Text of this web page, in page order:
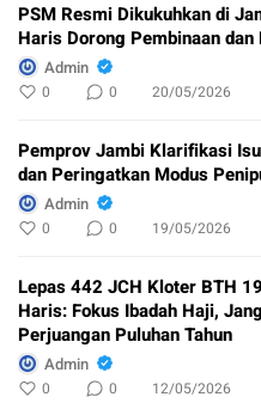
PSM Resmi Dikukuhkan di
Haris Dorong Pembinaan dan
Admin
0 0 20/05/2026
Pemprov Jambi Klarifikasi
dan Peringatkan Modus
Admin
0 0 19/05/2026
Lepas 442 JCH Kloter BTH
Haris: Fokus Ibadah Haji,
Perjuangan Puluhan Tahun
Admin
0 0 12/05/2026